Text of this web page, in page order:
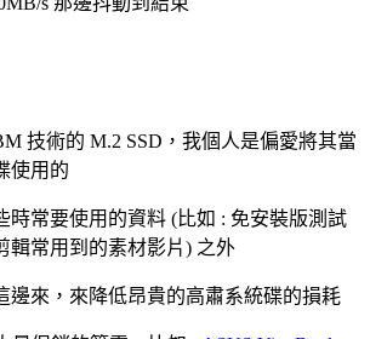
技術的 M.2 SSD，我個人是偏愛將其當
使用的
時常要使用的資料 (比如 : 免安裝版測試
輯常用到的素材影片) 之外
邊來，來降低昂貴的高肅系統碟的損耗